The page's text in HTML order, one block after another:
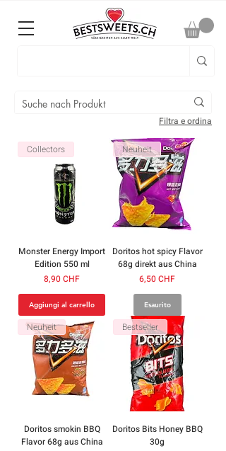
Filtra e ordina
Collectors
Monster Energy Import
Edition 550 ml
Prezzo
8,90 CHF
Aggiungi al carrello
Neuheit
Doritos hot spicy Flavor
68g direkt aus China
Prezzo
6,50 CHF
Esaurito
Neuheit
Doritos smokin BBQ
Flavor 68g aus China
Bestseller
Doritos Bits Honey BBQ
30g